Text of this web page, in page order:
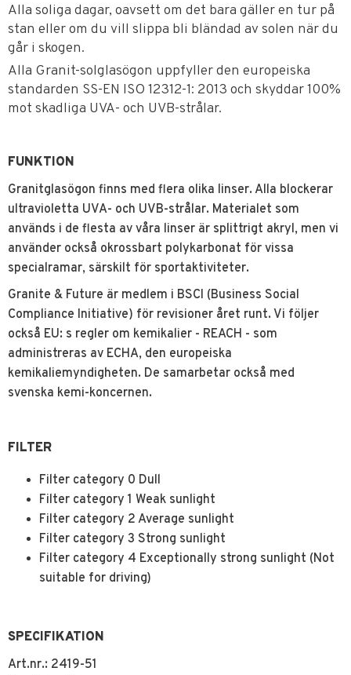
Alla soliga dagar, oavsett om det bara gäller en tur på
stan eller om du vill slippa bli bländad av solen när du
går i skogen.
Alla Granit-solglasögon uppfyller den europeiska
standarden SS-EN ISO 12312-1: 2013 och skyddar 100%
mot skadliga UVA- och UVB-strålar.
FUNKTION
Granitglasögon finns med flera olika linser. Alla blockerar
ultravioletta UVA- och UVB-strålar. Materialet som
används i de flesta av våra linser är splittrigt akryl, men vi
använder också okrossbart polykarbonat för vissa
specialramar, särskilt för sportaktiviteter.
Granite & Future är medlem i BSCI (Business Social
Compliance Initiative) för revisioner året runt. Vi följer
också EU: s regler om kemikalier - REACH - som
administreras av ECHA, den europeiska
kemikaliemyndigheten. De samarbetar också med
svenska kemi-koncernen.
FILTER
Filter category 0 Dull
Filter category 1 Weak sunlight
Filter category 2 Average sunlight
Filter category 3 Strong sunlight
Filter category 4 Exceptionally strong sunlight (Not
suitable for driving)
SPECIFIKATION
Art.nr.: 2419-51